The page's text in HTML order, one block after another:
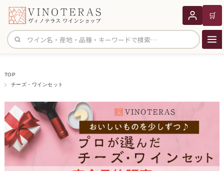
サイト内検索
🛒
TOP
チーズ・ワインセット